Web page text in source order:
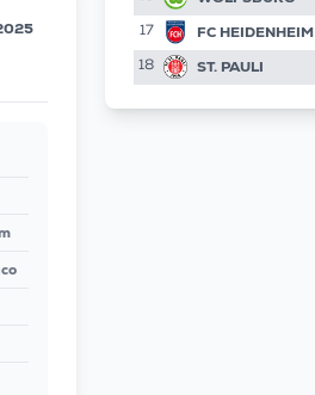
17 FC HEIDENHEIM
18 ST. PAULI